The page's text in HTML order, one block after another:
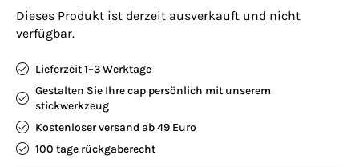
Dieses Produkt ist derzeit ausverkauft und nicht
verfügbar.
Lieferzeit 1–3 Werktage
Gestalten Sie Ihre cap persönlich mit unserem
stickwerkzeug
Kostenloser versand ab 49 Euro
100 tage rückgaberecht